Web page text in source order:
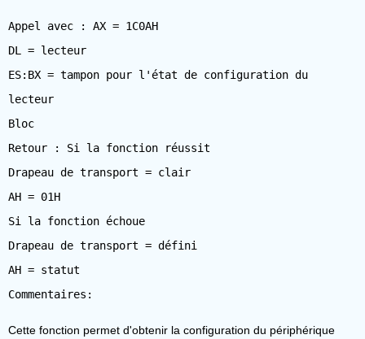
Appel avec : AX = 1C0AH
DL = lecteur
ES:BX = tampon pour l'état de configuration du
lecteur
Bloc
Retour : Si la fonction réussit
Drapeau de transport = clair
AH = 01H
Si la fonction échoue
Drapeau de transport = défini
AH = statut
Cette fonction permet d'obtenir la configuration du périphérique